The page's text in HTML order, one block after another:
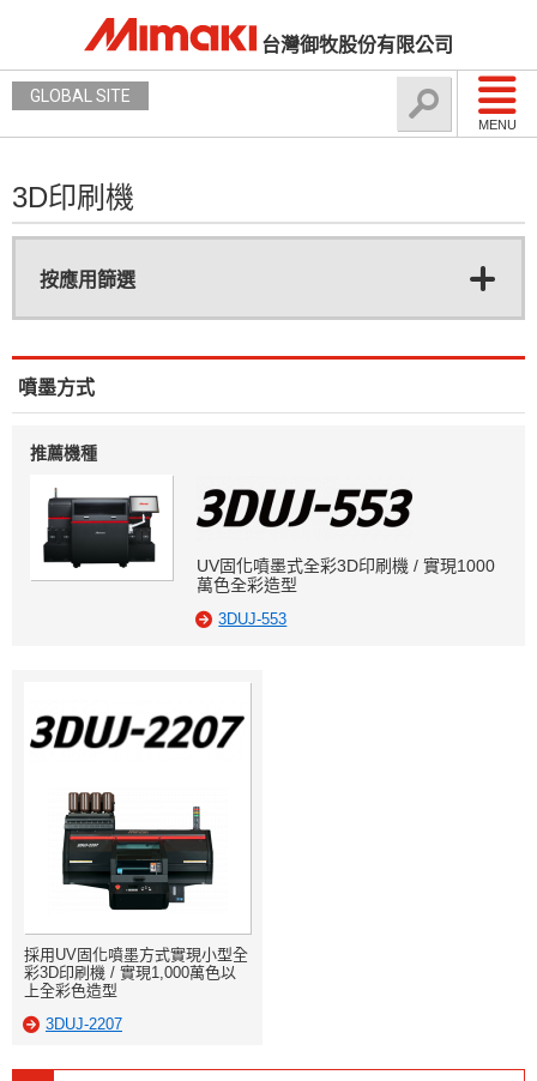
台灣御牧股份有限公司
MENU
GLOBAL SITE
3D印刷機
按應用篩選
噴墨方式
推薦機種
UV固化噴墨式全彩3D印刷機 / 實現1000
萬色全彩造型
3DUJ-553
採用UV固化噴墨方式實現小型全
彩3D印刷機 / 實現1,000萬色以
上全彩色造型
3DUJ-2207